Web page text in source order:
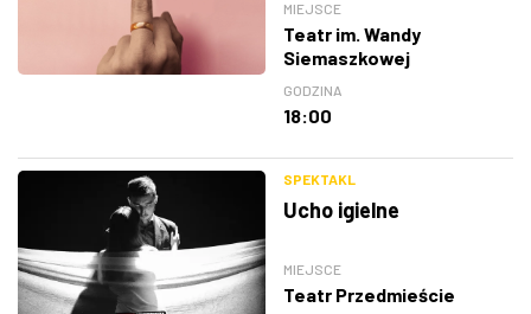
MIEJSCE
Teatr im. Wandy
Siemaszkowej
GODZINA
18:00
SPEKTAKL
Ucho igielne
MIEJSCE
Teatr Przedmieście